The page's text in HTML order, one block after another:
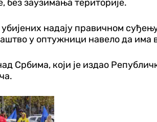
заузимања територије.
надају правичном
у оптужници навело да
Србима, који је издао